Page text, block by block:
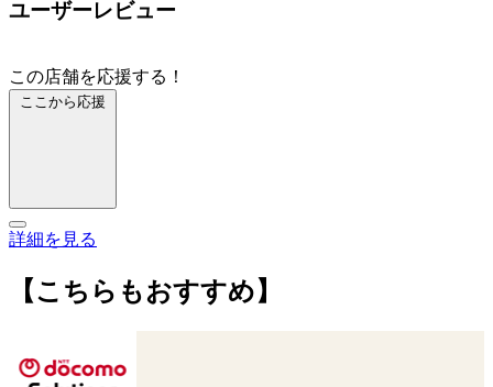
ユーザーレビュー
この店舗を応援する！
ここから応援
詳細を見る
【こちらもおすすめ】